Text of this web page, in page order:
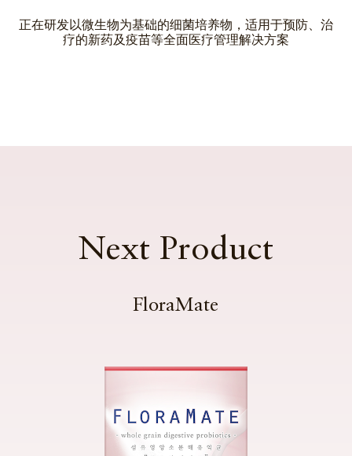
正在研发以微生物为基础的细菌培养物，适用于预防、治
疗的新药及疫苗等全面医疗管理解决方案
Next Product
FloraMate